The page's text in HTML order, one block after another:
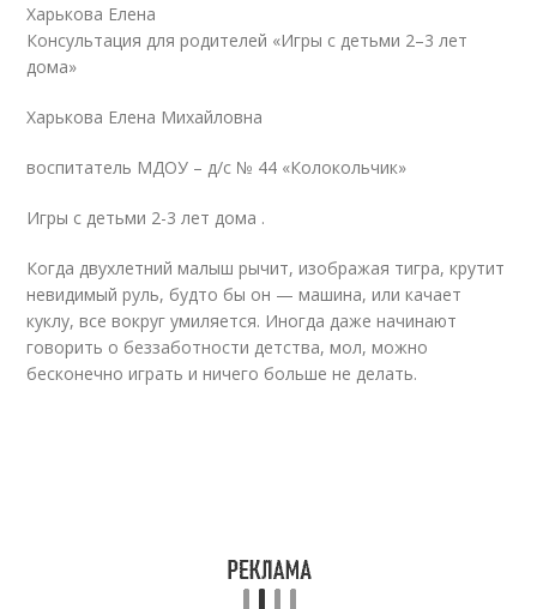
Харькова Елена
Консультация для родителей «Игры с детьми 2–3 лет
дома»
Харькова Елена Михайловна
воспитатель МДОУ – д/с № 44 «Колокольчик»
Игры с детьми 2-3 лет дома .
Когда двухлетний малыш рычит, изображая тигра, крутит
невидимый руль, будто бы он — машина, или качает
куклу, все вокруг умиляется. Иногда даже начинают
говорить о беззаботности детства, мол, можно
бесконечно играть и ничего больше не делать.